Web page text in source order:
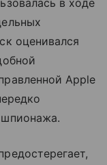
в ходе
оценивался
Apple